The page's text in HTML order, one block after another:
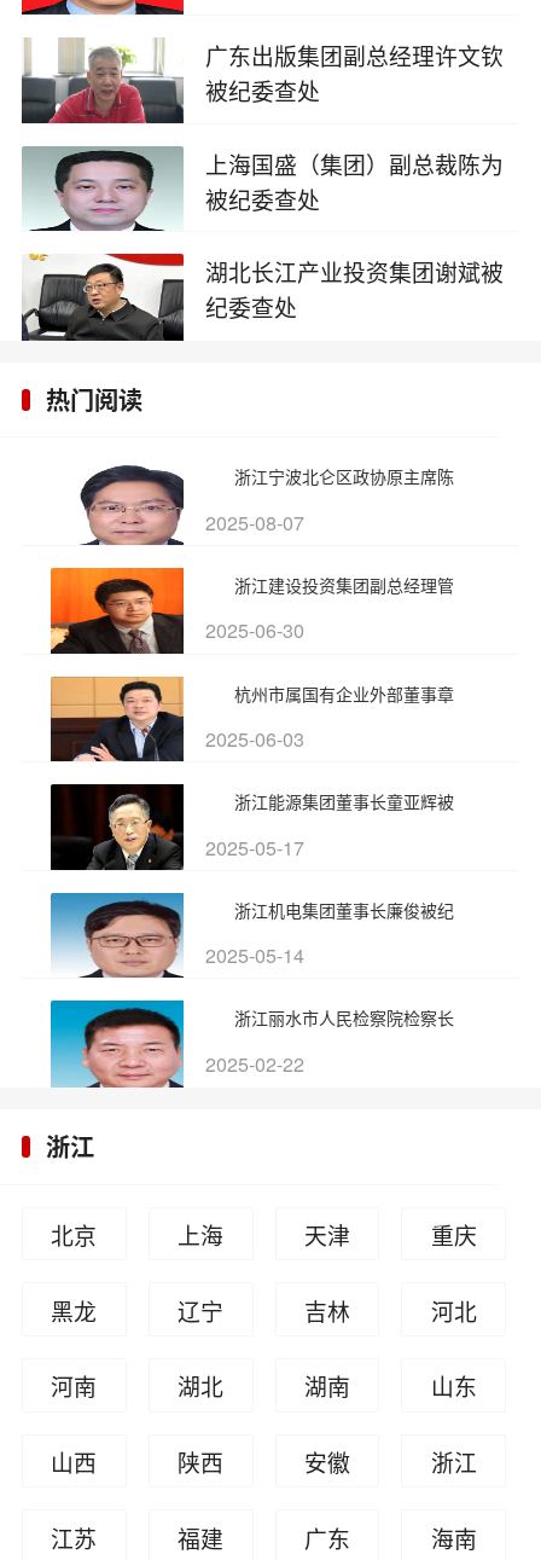
广东出版集团副总经理许文钦
被纪委查处
上海国盛（集团）副总裁陈为
被纪委查处
湖北长江产业投资集团谢斌被
纪委查处
热门阅读
浙江宁波北仑区政协原主席陈
2025-08-07
浙江建设投资集团副总经理管
2025-06-30
杭州市属国有企业外部董事章
2025-06-03
浙江能源集团董事长童亚辉被
2025-05-17
浙江机电集团董事长廉俊被纪
2025-05-14
浙江丽水市人民检察院检察长
2025-02-22
浙江
北京 上海 天津 重庆
黑龙
辽宁 吉林 河北
河南 湖北 湖南 山东
山西 陕西 安徽 浙江
江苏 福建 广东 海南